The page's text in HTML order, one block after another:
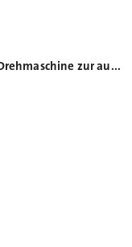
Von der Drehmaschine zur autonomen Fertigung – 75 Jahre Hainbuch